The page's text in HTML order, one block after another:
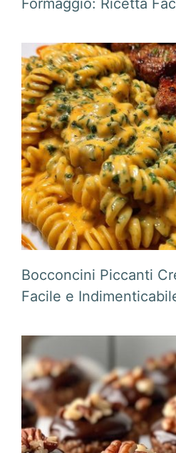
Formaggio: Ricetta
Bocconcini Piccanti
Facile e